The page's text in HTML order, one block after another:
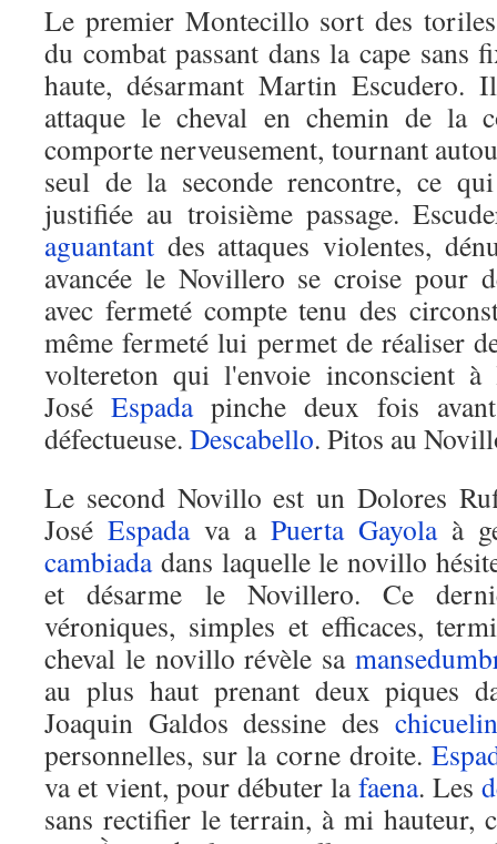
Le premier Montecillo sort des
du combat passant dans la cape sans
haute, désarmant Martin
attaque le cheval en chemin de la
comporte nerveusement, tournant
seul de la seconde rencontre, ce
justifiée au troisième passage.
aguantant des attaques violentes,
avancée le Novillero se croise pour
avec fermeté compte tenu des
même fermeté lui permet de réaliser
voltereton qui l'envoie inconscient
José Espadapinche deux fois
défectueuse. Descabello. Pitos au
Le second Novillo est un Dolores
José Espadava a Puerta Gayolaà
cambiadadans laquelle le novillo
et désarme le Novillero. Ce
véroniques, simples et efficaces,
cheval le novillo révèle sa
au plus haut prenant deux piques
Joaquin Galdos dessine des
personnelles, sur la corne droite.
va et vient, pour débuter lafaena. Les
sans rectifier le terrain, à mi hauteur,